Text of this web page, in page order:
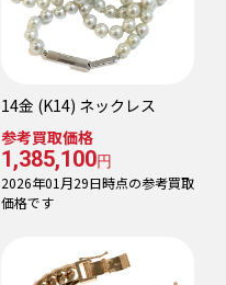
14金 (K14) ネックレス
参考買取価格
1,385,100円
2026年01月29日時点の参考買取
価格です